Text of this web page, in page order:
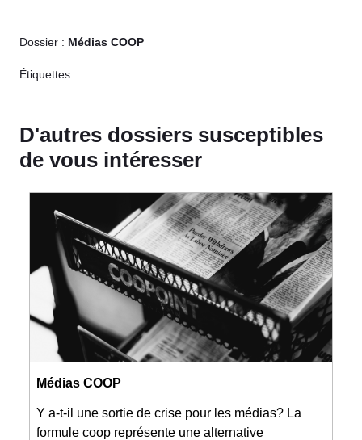
Dossier : Médias COOP
Étiquettes :
D'autres dossiers susceptibles
de vous intéresser
Médias COOP
Y a-t-il une sortie de crise pour les médias? La
formule coop représente une alternative